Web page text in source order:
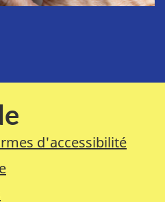
d'accessibilité